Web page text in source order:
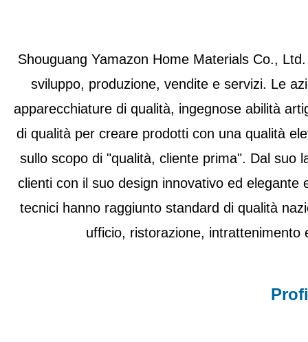
Shouguang Yamazon Home Materials Co.,
sviluppo, produzione, vendite e servizi. Le
apparecchiature di qualità, ingegnose abilità
di qualità per creare prodotti con una qualità
sullo scopo di "qualità, cliente prima". Dal suo
clienti con il suo design innovativo ed
tecnici hanno raggiunto standard di qualità
ufficio, ristorazione,